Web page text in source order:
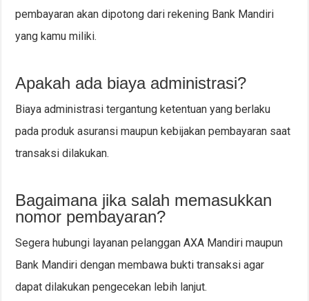
pembayaran akan dipotong dari rekening Bank Mandiri
yang kamu miliki.
Apakah ada biaya administrasi?
Biaya administrasi tergantung ketentuan yang berlaku
pada produk asuransi maupun kebijakan pembayaran saat
transaksi dilakukan.
Bagaimana jika salah memasukkan
nomor pembayaran?
Segera hubungi layanan pelanggan AXA Mandiri maupun
Bank Mandiri dengan membawa bukti transaksi agar
dapat dilakukan pengecekan lebih lanjut.